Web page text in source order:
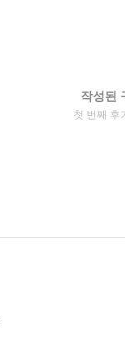
작성된
첫 번째 후